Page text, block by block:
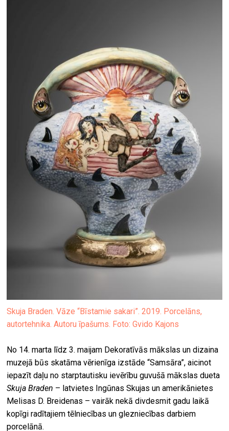
Skuja Braden. Vāze “Bīstamie sakari”. 2019. Porcelāns,
autortehnika. Autoru īpašums. Foto: Gvido Kajons
No 14. marta līdz 3. maijam Dekoratīvās mākslas un dizaina
muzejā būs skatāma vērienīga izstāde “Samsāra”, aicinot
iepazīt daļu no starptautisku ievērību guvušā mākslas dueta
Skuja Braden – latvietes Ingūnas Skujas un amerikānietes
Melisas D. Breidenas – vairāk nekā divdesmit gadu laikā
kopīgi radītajiem tēlniecības un glezniecības darbiem
porcelānā.